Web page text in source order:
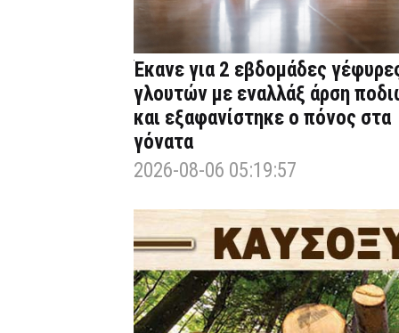
Έκανε για 2 εβδομάδες
γλουτών με εναλλάξ άρση
και εξαφανίστηκε ο πόνος στα
γόνατα
2026-08-06 05:19:57